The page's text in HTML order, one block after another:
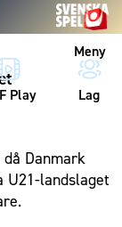
Meny
Play Lag
Danmark
U21-landslaget